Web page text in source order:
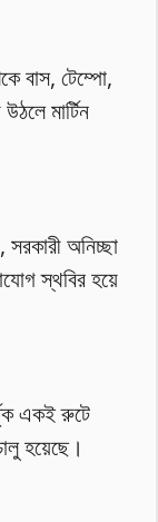
বাস, টেম্পো,
মার্টিন
অনিচ্ছা
স্থবির হয়ে
একই রুটে
হয়েছে।